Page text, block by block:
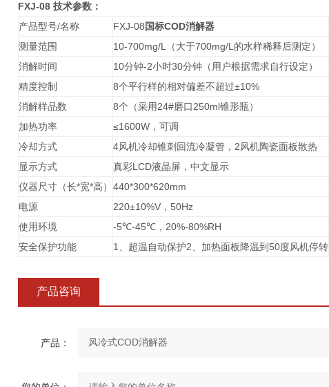
FXJ-08 技术参数：
产品型号/名称
FXJ-08国标COD消解器
测量范围
10-700mg/L
（大于700mg/L的水样稀释后测定）
消解时间
10分钟-2小时30分钟（用户根据需求自行设定）
精度控制
8个平行样的相对偏差不超过±10%
消解样品数
8个（采用24#磨口250ml锥形瓶）
加热功率
≤1600W，可调
冷却方式
4风机冷却锥刺回流冷凝管，2风机陶瓷面板散热
显示方式
真彩LCD液晶屏，中文显示
仪器尺寸（长*宽*高） 440*300*620mm
电源
220±10%V，50Hz
使用环境
-5℃-45℃，20%-80%RH
安全保护功能
1 、超温自动保护2、加热面板降温到50度风机停转
产品咨询
产品：